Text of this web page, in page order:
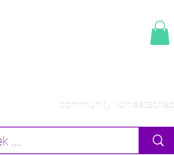
community lidmaatschap